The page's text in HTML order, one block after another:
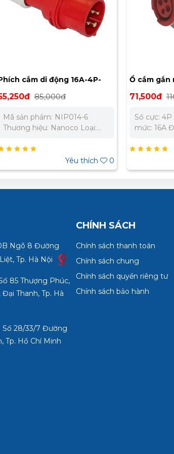
cắm di động 16A-4P-
6H-IP44 Nanoco
85,000đ
Mã sản phẩm: NIP014-6
Thương hiệu: Nanoco Loại:
kín nước Dòng điện: 16A Cực:
4P (4 cực) Điện áp định mức:
400V Vị trí cực tiếp địa: 6H
Polyamide 6 chống cháy, chịu
Yêu thích 0
Ổ cắm gắn
6H-IP44
71,500đ
Số cực:
mức: 16A
cực đất: 6H
va đập
trong 30
Tiêu
Ngõ 8 Đường
Tp. Hà Nội
85 Thượng Phúc,
Thanh, Tp. Hà
Số 28/33/7 Đường
Tp. Hồ Chí Minh
CHÍNH SÁCH
Chính sách thanh toán
Chính sách chung
Chính sách quyền riêng tư
Chính sách bảo hành